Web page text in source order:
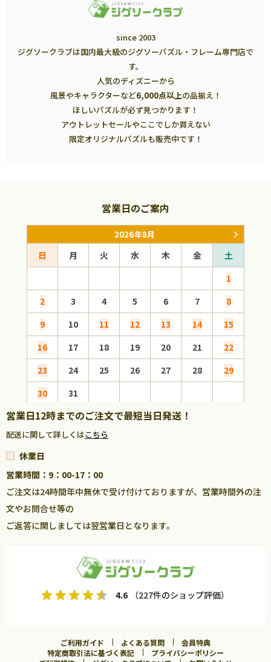
since 2003
ジグソークラブは国内最大級のジグソーパズル・フレーム専門店で
す。
人気のディズニーから
風景やキャラクターなど6,000点以上の品揃え！
ほしいパズルが必ず見つかります！
アウトレットセールやここでしか買えない
限定オリジナルパズルも販売中です！
営業日のご案内
2026年8月
日 月 火 水 木 金
土
1
2
3 4 5 6 7
8
9
10 11 12 13 14
15
16
17 18 19 20 21
22
23
24 25 26 27 28
29
30
31
営業日12時までのご注文で最短当日発送！
配送に関して詳しくはこちら
休業日
営業時間：9：00-17：00
ご注文は24時間年中無休で受け付けておりますが、営業時間外の注
文やお問合せ等の
ご返答に関しましては翌営業日となります。
4.6 （227件のショップ評価）
ご利用ガイド よくある質問
会員特典
特定商取引法に基づく表記
プライバシーポリシー